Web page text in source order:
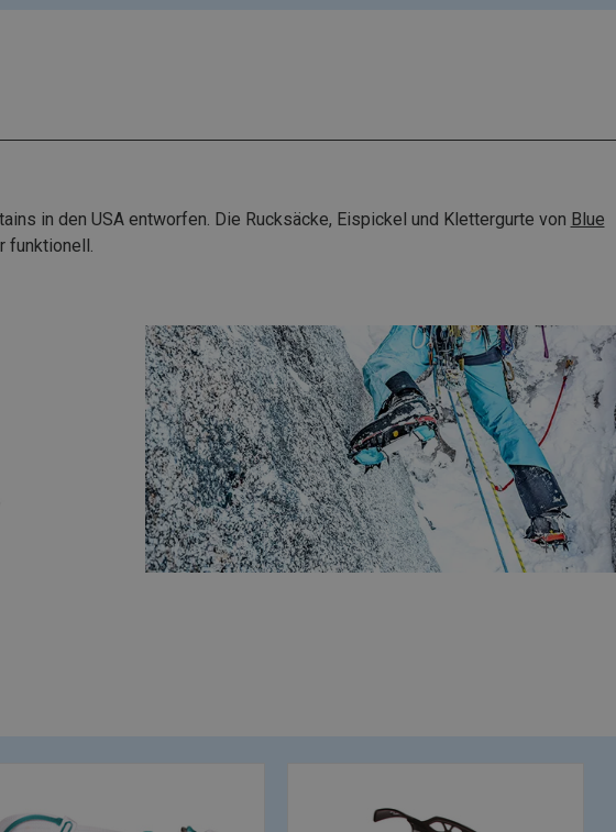
in den USA entworfen. Die Rucksäcke, Eispickel und Klettergurte von Blue
funktionell.